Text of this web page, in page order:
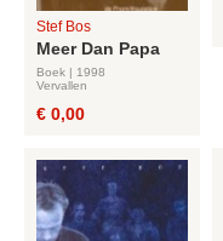
Stef Bos
Meer Dan Papa
Boek | 1998
Vervallen
€ 0,00